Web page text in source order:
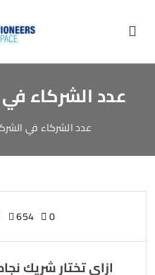
عدد الشركاء
عدد الشركاء في
654 0
ازاي تختار شريك